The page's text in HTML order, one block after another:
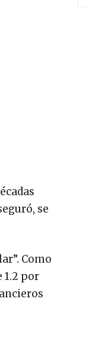
se
Como
1.2 por